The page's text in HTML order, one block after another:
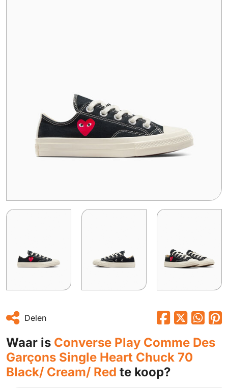
Delen
Waar is Converse Play Comme Des
Garçons Single Heart Chuck 70
Black/ Cream/ Red te koop?